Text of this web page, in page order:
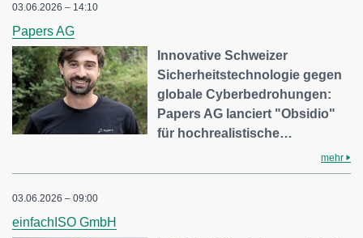
03.06.2026 – 14:10
Papers AG
Innovative Schweizer
Sicherheitstechnologie gegen
globale Cyberbedrohungen:
Papers AG lanciert "Obsidio"
für hochrealistische…
mehr
03.06.2026 – 09:00
einfachISO GmbH